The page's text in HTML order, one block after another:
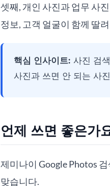
셋째, 개인 사진과 업무 사
정보, 고객 얼굴이 함께 딸
핵심 인사이트: 사진 검
사진과 쓰면 안 되는 사
언제 쓰면 좋은가
제미나이 Google Photos
맞습니다.